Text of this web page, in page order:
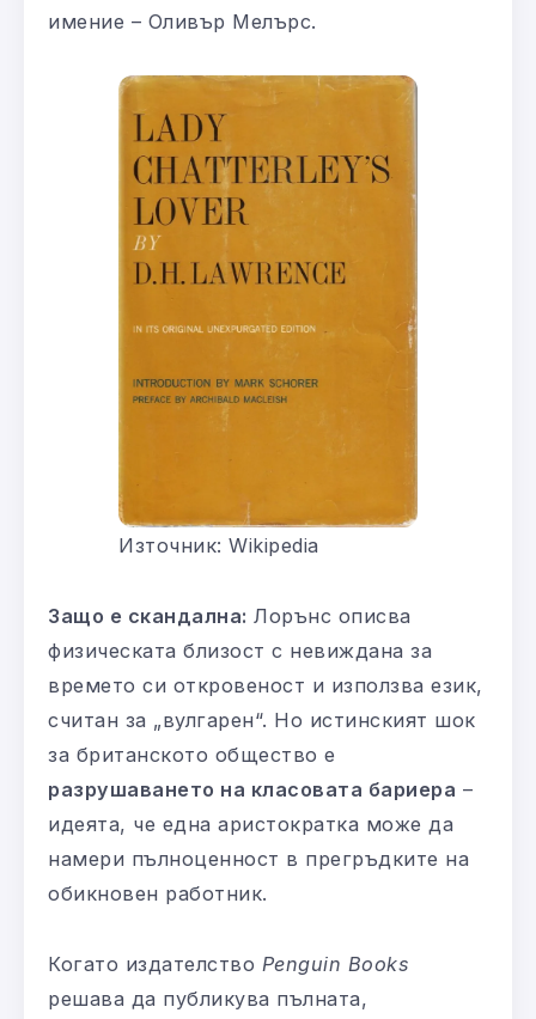
имение – Оливър Мелърс.
Източник: Wikipedia
Защо е скандална: Лорънс описва
физическата близост с невиждана за
времето си откровеност и използва език,
считан за „вулгарен“. Но истинският шок
за британското общество е
разрушаването на класовата бариера –
идеята, че една аристократка може да
намери пълноценност в прегръдките на
обикновен работник.
Когато издателство Penguin Books
решава да публикува пълната,